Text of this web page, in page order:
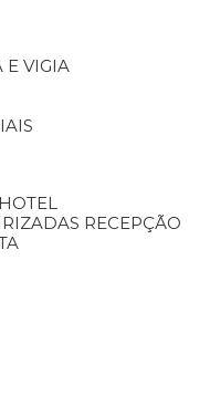
E VIGIA
RECEPÇÃO